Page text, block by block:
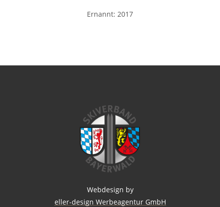
Ernannt: 2017
Webdesign by
eller-design Werbeagentur GmbH